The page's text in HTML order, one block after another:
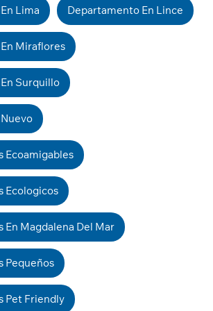
Lima Departamento En Lince
Miraflores
Surquillo
Ecoamigables
Ecologicos
En Magdalena Del Mar
Pequeños
Pet Friendly